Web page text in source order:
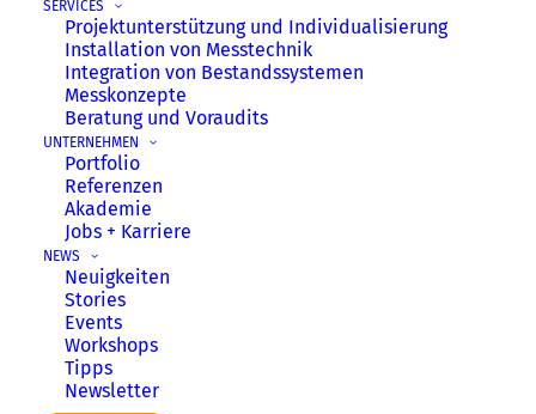
SERVICES
Projektunterstützung und Individualisierung
Installation von Messtechnik
Integration von Bestands­systemen
Messkonzepte
Beratung und Voraudits
UNTERNEHMEN
Portfolio
Referenzen
Akademie
Jobs + Karriere
NEWS
Neuigkeiten
Stories
Events
Workshops
Tipps
Newsletter
Mit der erfolgreichen ISO 27001 Zertifizierung,
sind unsere hohen Sicherheitsstandards
bestätigt, die wir schon seit vielen Jahren
unseren Kunden weltweit zur Verfügung
stellen.
Was bedeutet die ISO 27001-
Zertifizierung konkret für unsere
Kunden?
Das Zertifikat bescheinigt, dass deZem ein
umfassendes Managementsystem für
Informationssicherheit betreibt – dies wurde in
einem externen Audit auf Herz und Nieren
überprüft und bestätigt.